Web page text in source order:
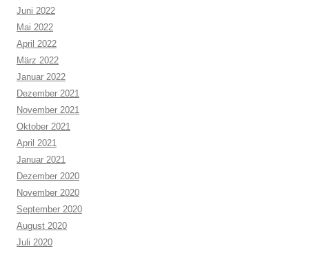
Juni 2022
Mai 2022
April 2022
März 2022
Januar 2022
Dezember 2021
November 2021
Oktober 2021
April 2021
Januar 2021
Dezember 2020
November 2020
September 2020
August 2020
Juli 2020